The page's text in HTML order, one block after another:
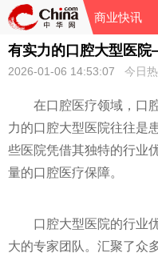
商业快讯
有实力的口腔大型医
2026-01-06 14:53:07 今日
在口腔医疗领域，口
力的口腔大型医院往往是
些医院凭借其独特的行业
量的口腔医疗保障。
口腔大型医院的行业
大的专家团队。汇聚了众